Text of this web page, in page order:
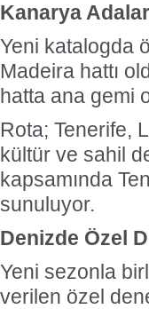
Kanarya
Yeni katalogda
Madeira hattı
hatta ana gemi
Rota; Tenerife,
kültür ve sahil
kapsamında
sunuluyor.
Denizde Özel
Yeni sezonla
verilen özel